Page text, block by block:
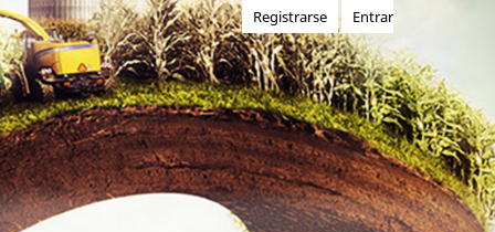
Registrarse Entrar